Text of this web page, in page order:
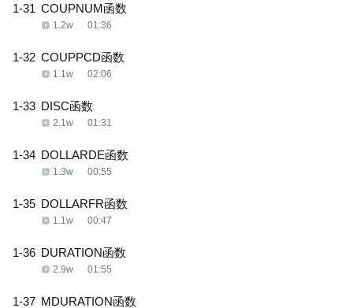
1-31 COUPNUM函数
1.2w 01:36
1-32 COUPPCD函数
1.1w 02:06
1-33 DISC函数
2.1w 01:31
1-34 DOLLARDE函数
1.3w 00:55
1-35 DOLLARFR函数
1.1w 00:47
1-36 DURATION函数
2.9w 01:55
1-37 MDURATION函数